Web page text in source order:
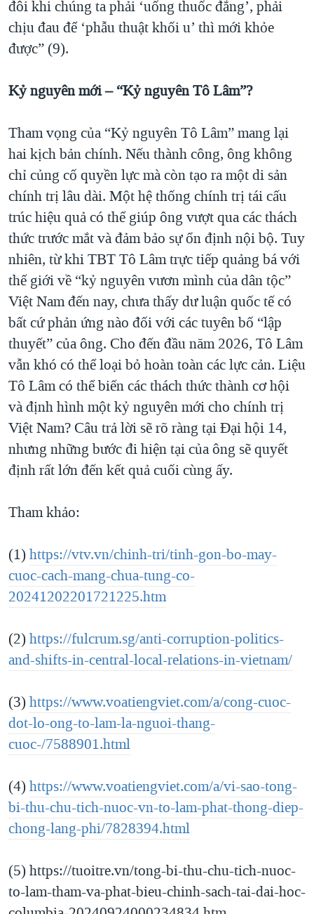
đôi khi chúng ta phải ‘uống thuốc đắng’, phải
chịu đau để ‘phẫu thuật khối u’ thì mới khỏe
được” (9).
Kỷ nguyên mới – “Kỷ nguyên Tô Lâm”?
Tham vọng của “Kỷ nguyên Tô Lâm” mang lại
hai kịch bản chính. Nếu thành công, ông không
chỉ củng cố quyền lực mà còn tạo ra một di sản
chính trị lâu dài. Một hệ thống chính trị tái cấu
trúc hiệu quả có thể giúp ông vượt qua các thách
thức trước mắt và đảm bảo sự ổn định nội bộ. Tuy
nhiên, từ khi TBT Tô Lâm trực tiếp quảng bá với
thế giới về “kỷ nguyên vươn mình của dân tộc”
Việt Nam đến nay, chưa thấy dư luận quốc tế có
bất cứ phản ứng nào đối với các tuyên bố “lập
thuyết” của ông. Cho đến đầu năm 2026, Tô Lâm
vẫn khó có thể loại bỏ hoàn toàn các lực cản. Liệu
Tô Lâm có thể biến các thách thức thành cơ hội
và định hình một kỷ nguyên mới cho chính trị
Việt Nam? Câu trả lời sẽ rõ ràng tại Đại hội 14,
nhưng những bước đi hiện tại của ông sẽ quyết
định rất lớn đến kết quả cuối cùng ấy.
Tham khảo:
(1)https://vtv.vn/chinh-tri/tinh-gon-bo-may-
cuoc-cach-mang-chua-tung-co-
20241202201721225.htm
(2)https://fulcrum.sg/anti-corruption-politics-
and-shifts-in-central-local-relations-in-vietnam/
(3)https://www.voatiengviet.com/a/cong-cuoc-
dot-lo-ong-to-lam-la-nguoi-thang-
cuoc-/7588901.html
(4)https://www.voatiengviet.com/a/vi-sao-tong-
bi-thu-chu-tich-nuoc-vn-to-lam-phat-thong-diep-
chong-lang-phi/7828394.html
(5) https://tuoitre.vn/tong-bi-thu-chu-tich-nuoc-
to-lam-tham-va-phat-bieu-chinh-sach-tai-dai-hoc-